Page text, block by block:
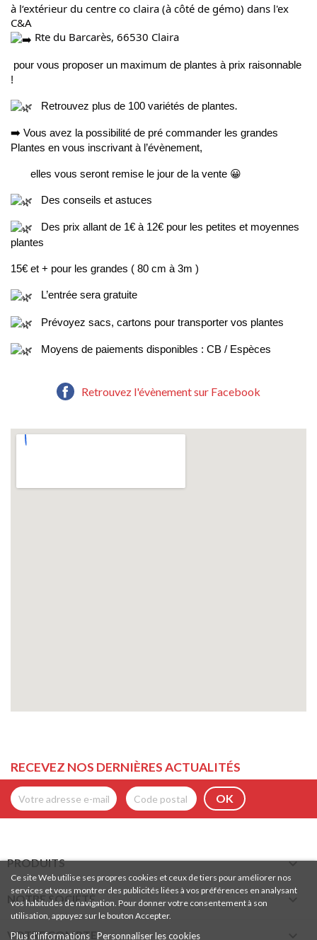
à l‘extérieur du centre co claira (à côté de gémo) dans l'ex
C&A
Rte du Barcarès, 66530 Claira
pour vous proposer un maximum de plantes à prix raisonnable
!
Retrouvez plus de 100 variétés de plantes.
➡️ Vous avez la possibilité de pré commander les grandes
Plantes en vous inscrivant à l’évènement,
elles vous seront remise le jour de la vente 😀
Des conseils et astuces
Des prix allant de 1€ à 12€ pour les petites et moyennes
plantes
15€ et + pour les grandes ( 80 cm à 3m )
L’entrée sera gratuite
Prévoyez sacs, cartons pour transporter vos plantes
Moyens de paiements disponibles : CB / Espèces
Retrouvez l'évènement sur Facebook
RECEVEZ NOS DERNIÈRES ACTUALITÉS
PRODUITS 
NOTRE SOCIÉTÉ
VOTRE COMPTE
Ce site Web utilise ses propres cookies et ceux de tiers pour améliorer nos
services et vous montrer des publicités liées à vos préférences en analysant
vos habitudes de navigation. Pour donner votre consentement à son
utilisation, appuyez sur le bouton Accepter.
Plus d'informations Personnaliser les cookies